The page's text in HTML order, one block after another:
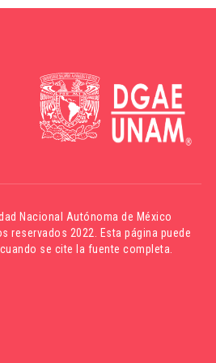
Nacional Autónoma de México
reservados 2022. Esta página puede
se cite la fuente completa.